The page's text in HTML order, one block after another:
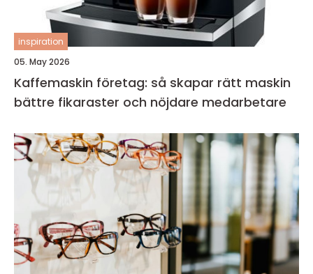
inspiration
05. May 2026
Kaffemaskin företag: så skapar rätt maskin
bättre fikaraster och nöjdare medarbetare